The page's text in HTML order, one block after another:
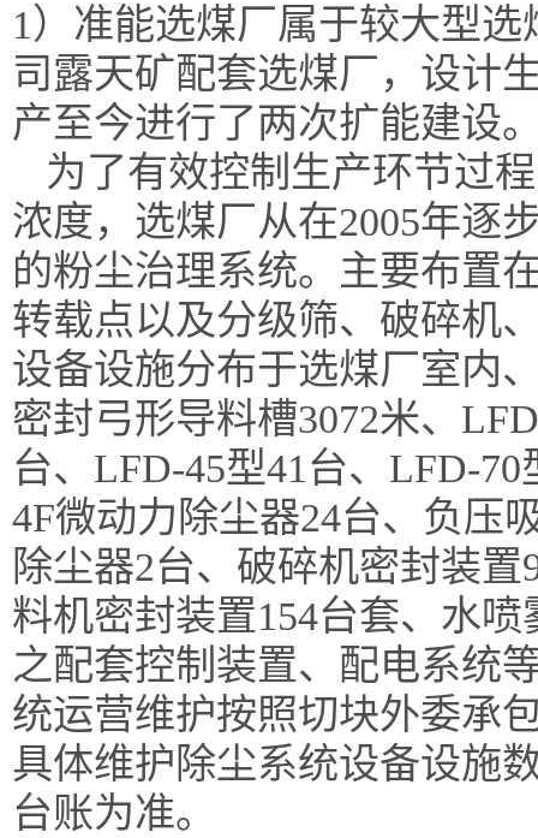
1） 准能选煤厂属于较大型选
司露天矿配套选煤厂，设计
产至今进行了两次扩能建设
为了有效控制生产环节过
浓度，选煤厂从在2005年逐
的粉尘治理系统。主要布置
转载点以及分级筛、破碎机
设备设施分布于选煤厂室内
密封弓形导料槽3072米、
台、LFD-45型41台、LFD-
4F微动力除尘器24台、负压
除尘器2台、破碎机密封装
料机密封装置154台套、水
之配套控制装置、配电系统
统运营维护按照切块外委承
具体维护除尘系统设备设施
台账为准。